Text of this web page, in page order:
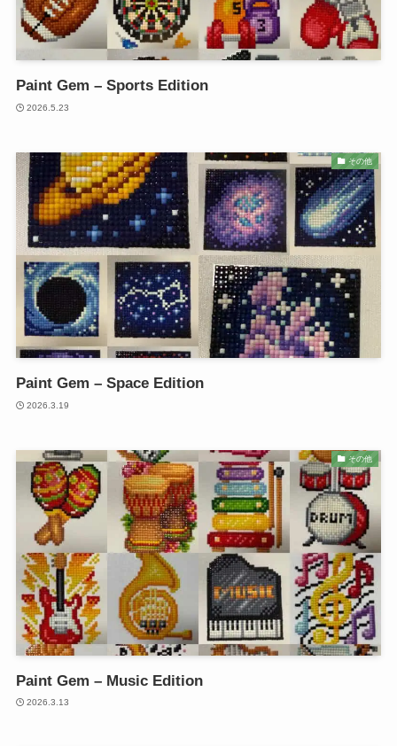
Paint Gem – Sports Edition
2026.5.23
その他
Paint Gem – Space Edition
2026.3.19
その他
Paint Gem – Music Edition
2026.3.13